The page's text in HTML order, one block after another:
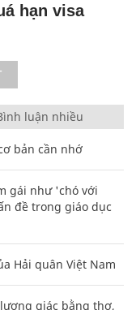
hạn visa
luận nhiều
bản cần nhớ
gái như 'chó với
đề trong giáo dục
Hải quân Việt Nam
giác bằng thơ,